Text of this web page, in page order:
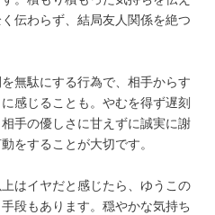
伝わらず、結局友人関係を絶つ
無駄にする行為で、相手からす
感じることも。やむを得ず遅刻
手の優しさに甘えずに誠実に謝
をすることが大切です。
はイヤだと感じたら、ゆうこの
段もあります。穏やかな気持ち